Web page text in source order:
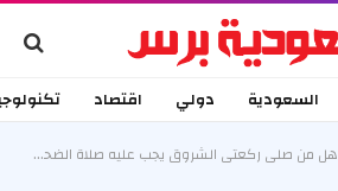
السعودية دولي اقتصاد
هل من صلى ركعتي الشروق يجب عليه صلاة الضحى؟.. انتبه لـ7 حقائق